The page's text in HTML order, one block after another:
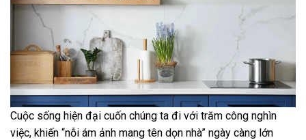
Cuộc sống hiện đại cuốn chúng ta đi với trăm công nghìn
việc, khiến “nỗi ám ảnh mang tên dọn nhà” ngày càng lớn